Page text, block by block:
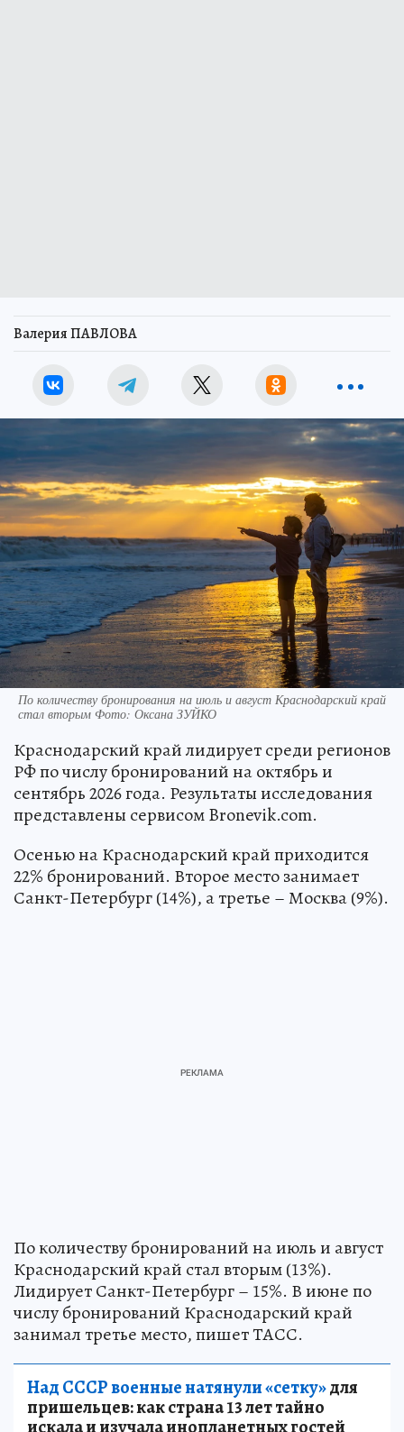
Валерия ПАВЛОВА
По количеству бронирования на июль и август Краснодарский край
стал вторым Фото: Оксана ЗУЙКО
Краснодарский край лидирует среди регионов
РФ по числу бронирований на октябрь и
сентябрь 2026 года. Результаты исследования
представлены сервисом Bronevik.com.
Осенью на Краснодарский край приходится
22% бронирований. Второе место занимает
Санкт-Петербург (14%), а третье – Москва (9%).
По количеству бронирований на июль и август
Краснодарский край стал вторым (13%).
Лидирует Санкт-Петербург – 15%. В июне по
числу бронирований Краснодарский край
занимал третье место, пишет ТАСС.
Над СССР военные натянули «сетку»для
пришельцев: как страна 13 лет тайно
искала и изучала инопланетных гостей